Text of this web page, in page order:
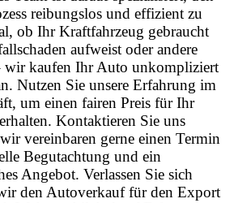
reibungslos und effizient zu
ob Ihr Kraftfahrzeug gebraucht
aufweist oder andere
wir kaufen Ihr Auto unkompliziert
Nutzen Sie unsere Erfahrung im
um einen fairen Preis für Ihr
Kontaktieren Sie uns
vereinbaren gerne einen Termin
Begutachtung und ein
Angebot. Verlassen Sie sich
den Autoverkauf für den Export